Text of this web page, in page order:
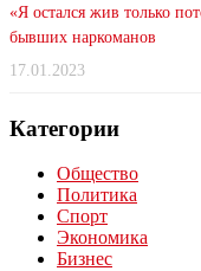
«Я остался жив только
бывших наркоманов
17.01.2023
Категории
Общество
Политика
Спорт
Экономика
Бизнес